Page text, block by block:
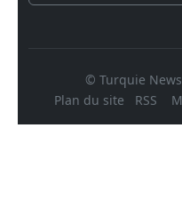
© Turquie
Plan du site
RSS